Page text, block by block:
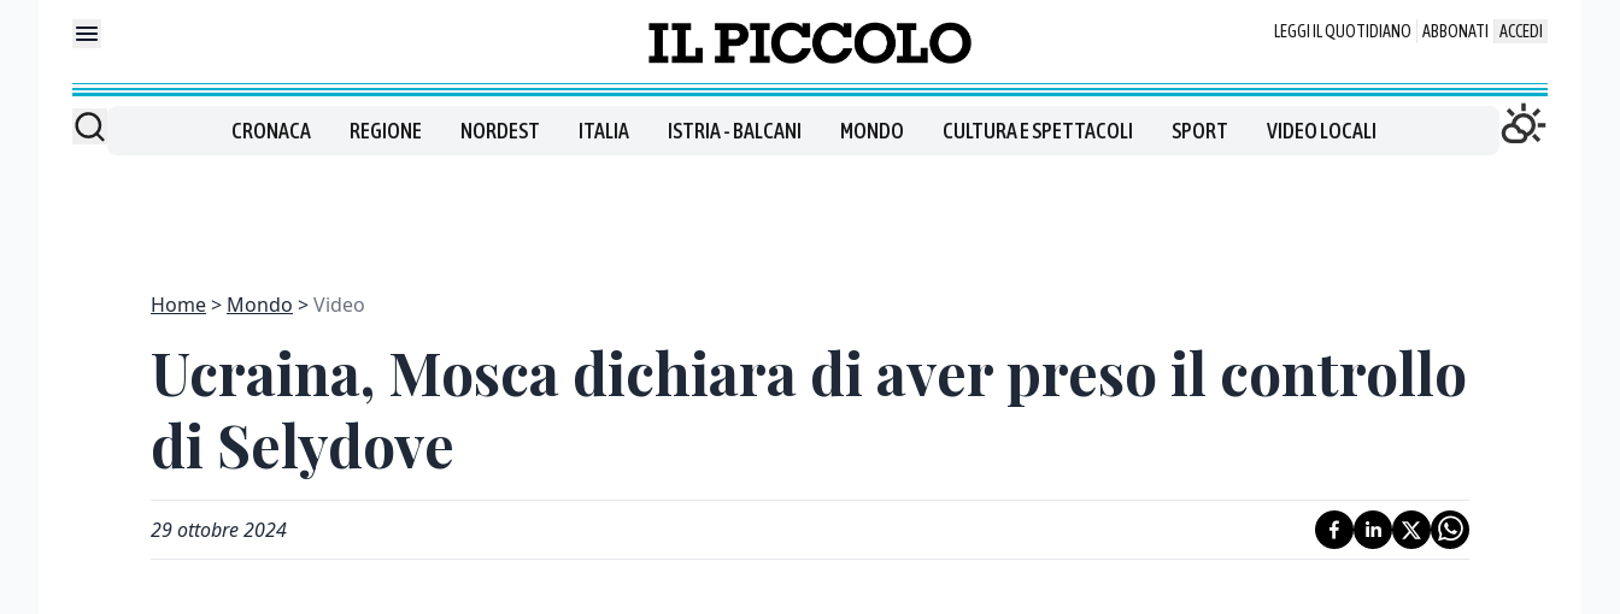
LEGGI IL QUOTIDIANO ABBONATI ACCEDI
CRONACA REGIONE NORDEST ITALIA ISTRIA - BALCANI MONDO CULTURA E SPETTACOLI SPORT VIDEO LOCALI
Home Mondo Video
Ucraina, Mosca dichiara di aver preso il controllo
di Selydove
29 ottobre 2024